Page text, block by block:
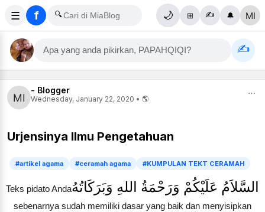
☰ f 🔍 🌙 ⊞ ✍️ 🔔
Apa yang anda pikirkan, PAPAHQIQI? ✍️
- Blogger
Wednesday, January 22, 2020 • 🌎
⋯
Urjensinya Ilmu Pengetahuan
#artikel agama #ceramah agama #KUMPULAN TEKT CERAMAH
السَّلاَمُ عَلَيْكُمْ وَرَحْمَةُ اللهِ وَبَرَكَاتُهُTeks pidato Anda
sebenarnya sudah memiliki dasar yang baik dan menyisipkan